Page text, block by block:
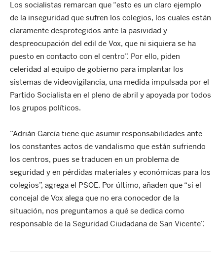
Los socialistas remarcan que “esto es un claro ejemplo
de la inseguridad que sufren los colegios, los cuales están
claramente desprotegidos ante la pasividad y
despreocupación del edil de Vox, que ni siquiera se ha
puesto en contacto con el centro”. Por ello, piden
celeridad al equipo de gobierno para implantar los
sistemas de videovigilancia, una medida impulsada por el
Partido Socialista en el pleno de abril y apoyada por todos
los grupos políticos.
“Adrián García tiene que asumir responsabilidades ante
los constantes actos de vandalismo que están sufriendo
los centros, pues se traducen en un problema de
seguridad y en pérdidas materiales y económicas para los
colegios”, agrega el PSOE. Por último, añaden que “si el
concejal de Vox alega que no era conocedor de la
situación, nos preguntamos a qué se dedica como
responsable de la Seguridad Ciudadana de San Vicente”.